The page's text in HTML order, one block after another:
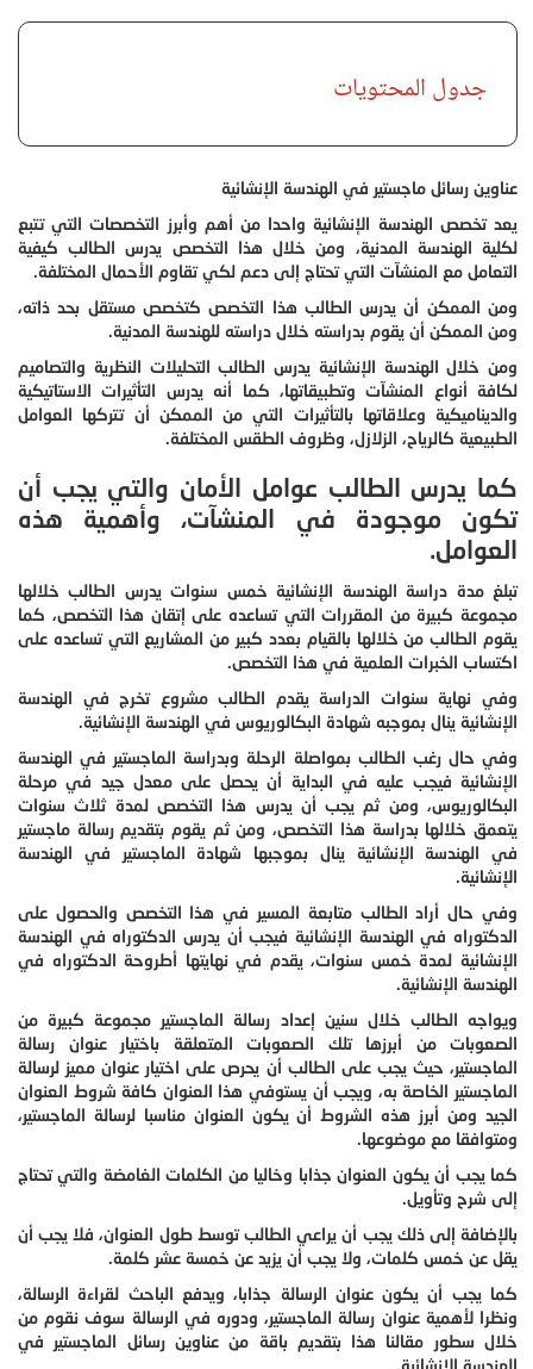
جدول المحتويات
عناوين رسائل ماجستير في الهندسة الإنشائية
يعد تخصص الهندسة الإنشائية واحدا من أهم وأبرز التخصصات التي تتبع
لكلية الهندسة المدنية، ومن خلال هذا التخصص يدرس الطالب كيفية
التعامل مع المنشآت التي تحتاج إلى دعم لكي تقاوم الأحمال المختلفة.
ومن الممكن أن يدرس الطالب هذا التخصص كتخصص مستقل بحد ذاته،
ومن الممكن أن يقوم بدراسته خلال دراسته للهندسة المدنية.
ومن خلال الهندسة الإنشائية يدرس الطالب التحليلات النظرية والتصاميم
لكافة أنواع المنشآت وتطبيقاتها، كما أنه يدرس التأثيرات الاستاتيكية
والديناميكية وعلاقاتها بالتأثيرات التي من الممكن أن تتركها العوامل
الطبيعية كالرياح، الزلازل، وظروف الطقس المختلفة.
كما يدرس الطالب عوامل الأمان والتي يجب أن
تكون موجودة في المنشآت، وأهمية هذه
العوامل.
تبلغ مدة دراسة الهندسة الإنشائية خمس سنوات يدرس الطالب خلالها
مجموعة كبيرة من المقررات التي تساعده على إتقان هذا التخصص، كما
يقوم الطالب من خلالها بالقيام بعدد كبير من المشاريع التي تساعده على
اكتساب الخبرات العلمية في هذا التخصص.
وفي نهاية سنوات الدراسة يقدم الطالب مشروع تخرج في الهندسة
الإنشائية ينال بموجبه شهادة البكالوريوس في الهندسة الإنشائية.
وفي حال رغب الطالب بمواصلة الرحلة وبدراسة الماجستير في الهندسة
الإنشائية فيجب عليه في البداية أن يحصل على معدل جيد في مرحلة
البكالوريوس، ومن ثم يجب أن يدرس هذا التخصص لمدة ثلاث سنوات
يتعمق خلالها بدراسة هذا التخصص، ومن ثم يقوم بتقديم رسالة ماجستير
في الهندسة الإنشائية ينال بموجبها شهادة الماجستير في الهندسة
الإنشائية.
وفي حال أراد الطالب متابعة المسير في هذا التخصص والحصول على
الدكتوراه في الهندسة الإنشائية فيجب أن يدرس الدكتوراه في الهندسة
الإنشائية لمدة خمس سنوات، يقدم في نهايتها أطروحة الدكتوراه في
الهندسة الإنشائية.
ويواجه الطالب خلال سنين إعداد رسالة الماجستير مجموعة كبيرة من
الصعوبات من أبرزها تلك الصعوبات المتعلقة باختيار عنوان رسالة
الماجستير، حيث يجب على الطالب أن يحرص على اختيار عنوان مميز لرسالة
الماجستير الخاصة به، ويجب أن يستوفي هذا العنوان كافة شروط العنوان
الجيد ومن أبرز هذه الشروط أن يكون العنوان مناسبا لرسالة الماجستير،
ومتوافقا مع موضوعها.
كما يجب أن يكون العنوان جذابا وخاليا من الكلمات الغامضة والتي تحتاج
إلى شرح وتأويل.
بالإضافة إلى ذلك يجب أن يراعي الطالب توسط طول العنوان، فلا يجب أن
يقل عن خمس كلمات، ولا يجب أن يزيد عن خمسة عشر كلمة.
كما يجب أن يكون عنوان الرسالة جذابا، ويدفع الباحث لقراءة الرسالة،
ونظرا لأهمية عنوان رسالة الماجستير، ودوره في الرسالة سوف نقوم من
خلال سطور مقالنا هذا بتقديم باقة من عناوين رسائل الماجستير في
الهندسة الإنشائية.